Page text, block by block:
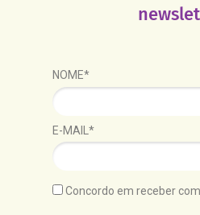
NOME*
E-MAIL*
Concordo em receber